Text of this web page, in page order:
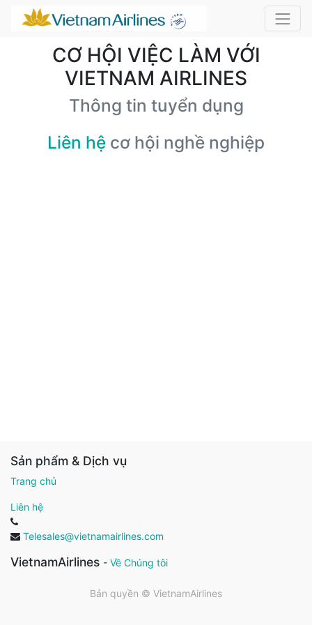
CƠ HỘI VIỆC LÀM VỚI
VIETNAM AIRLINES
Thông tin tuyển dụng
Liên hệ cơ hội nghề nghiệp
Sản phẩm & Dịch vụ
Trang chủ
Liên hệ
Telesales@vietnamairlines.com
VietnamAirlines - Về Chúng tôi
Bản quyền © VietnamAirlines